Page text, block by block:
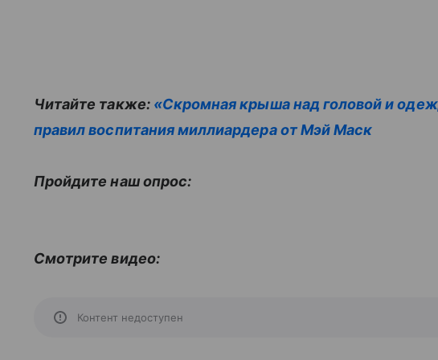
Читайте также: «Скромная крыша над головой и
правил воспитания миллиардера от Мэй Маск
Пройдите наш опрос:
Смотрите видео:
Контент недоступен